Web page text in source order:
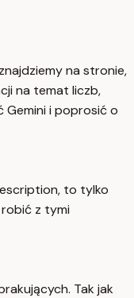
na stronie,
na temat liczb,
Gemini i poprosić o
to tylko
z tymi
Tak jak